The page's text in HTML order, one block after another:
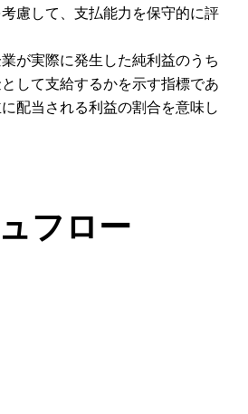
慮して、支払能力を保守的に評
が実際に発生した純利益のうち
して支給するかを示す指標であ
配当される利益の割合を意味し
フロー